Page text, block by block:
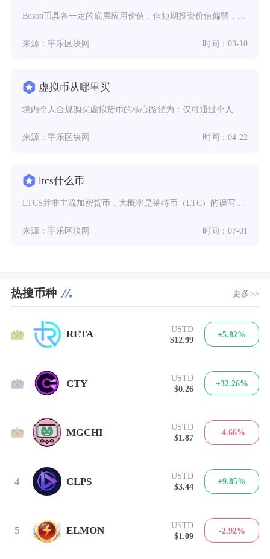
来源：宇乐区块网 时间：03-10
虚拟币从哪里买
来源：宇乐区块网 时间：04-22
ltcs什么币
来源：宇乐区块网 时间：07-01
热搜币种 更多>>
1 RETA
USTD
$12.99
+5.82%
2 CTY
USTD
$0.26
+32.26%
3 MGCHI
USTD
$1.87
-4.66%
4 CLPS
USTD
$3.44
+9.85%
5 ELMON
USTD
$1.09
-2.92%